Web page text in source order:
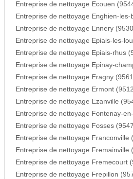
Entreprise de nettoyage Ecouen
Entreprise de nettoyage Enghien-les-
Entreprise de nettoyage Ennery
Entreprise de nettoyage Epiais-les-
Entreprise de nettoyage Epiais-rhus
Entreprise de nettoyage Epinay-
Entreprise de nettoyage Eragny
Entreprise de nettoyage Ermont
Entreprise de nettoyage Ezanville
Entreprise de nettoyage Fontenay-
Entreprise de nettoyage Fosses
Entreprise de nettoyage Franconville
Entreprise de nettoyage Fremainville
Entreprise de nettoyage Fremecourt
Entreprise de nettoyage Frepillon